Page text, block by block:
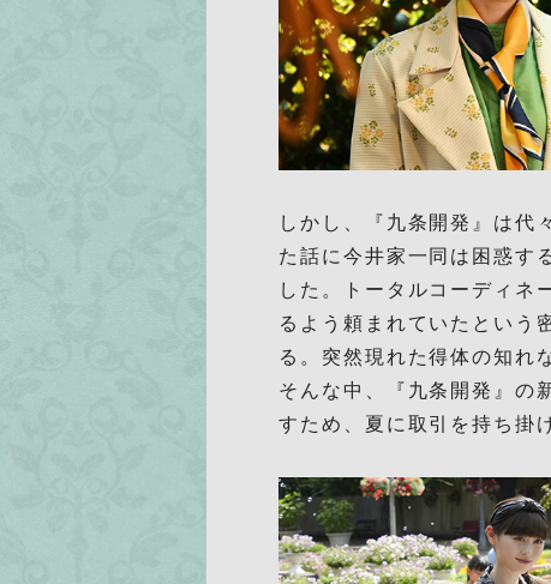
しかし、『九条開発』は代
た話に今井家一同は困惑
した。トータルコーディネ
るよう頼まれていたという
る。突然現れた得体の知
そんな中、『九条開発』の
すため、夏に取引を持ち